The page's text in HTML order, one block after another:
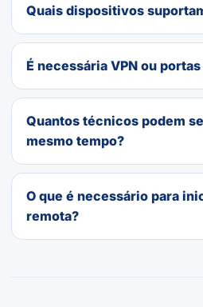
Quais dispositivos
É necessária VPN ou
Quantos técnicos podem
mesmo tempo?
O que é necessário para
remota?